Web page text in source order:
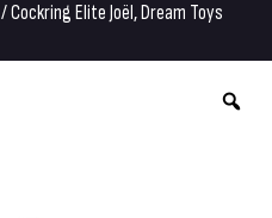
/ Cockring Elite Joël, Dream Toys